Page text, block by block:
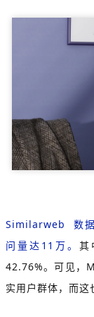
Similarweb
数
问量达11万。其
42.76%。可见，
实用户群体，而这